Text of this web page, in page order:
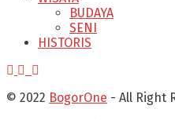
BUDAYA
SENI
HISTORIS
© 2022 BogorOne - All Right